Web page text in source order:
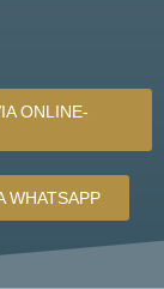
ONLINE-
WHATSAPP